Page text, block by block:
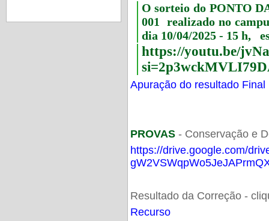
O sorteio do PONTO
001 realizado no
dia 10/04/2025 - 15 h,
https://youtu.be/
Apuração do resultado Final
PROVAS- Conservação e
https://drive.google.com/
Resultado da Correção -
Recurso